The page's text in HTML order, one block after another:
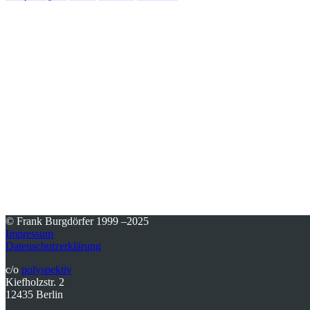
© Frank Burgdörfer 1999 –2025
Impressum
Datenschutzerklärung
c/o polyspektiv
Kiefholzstr. 2
12435 Berlin